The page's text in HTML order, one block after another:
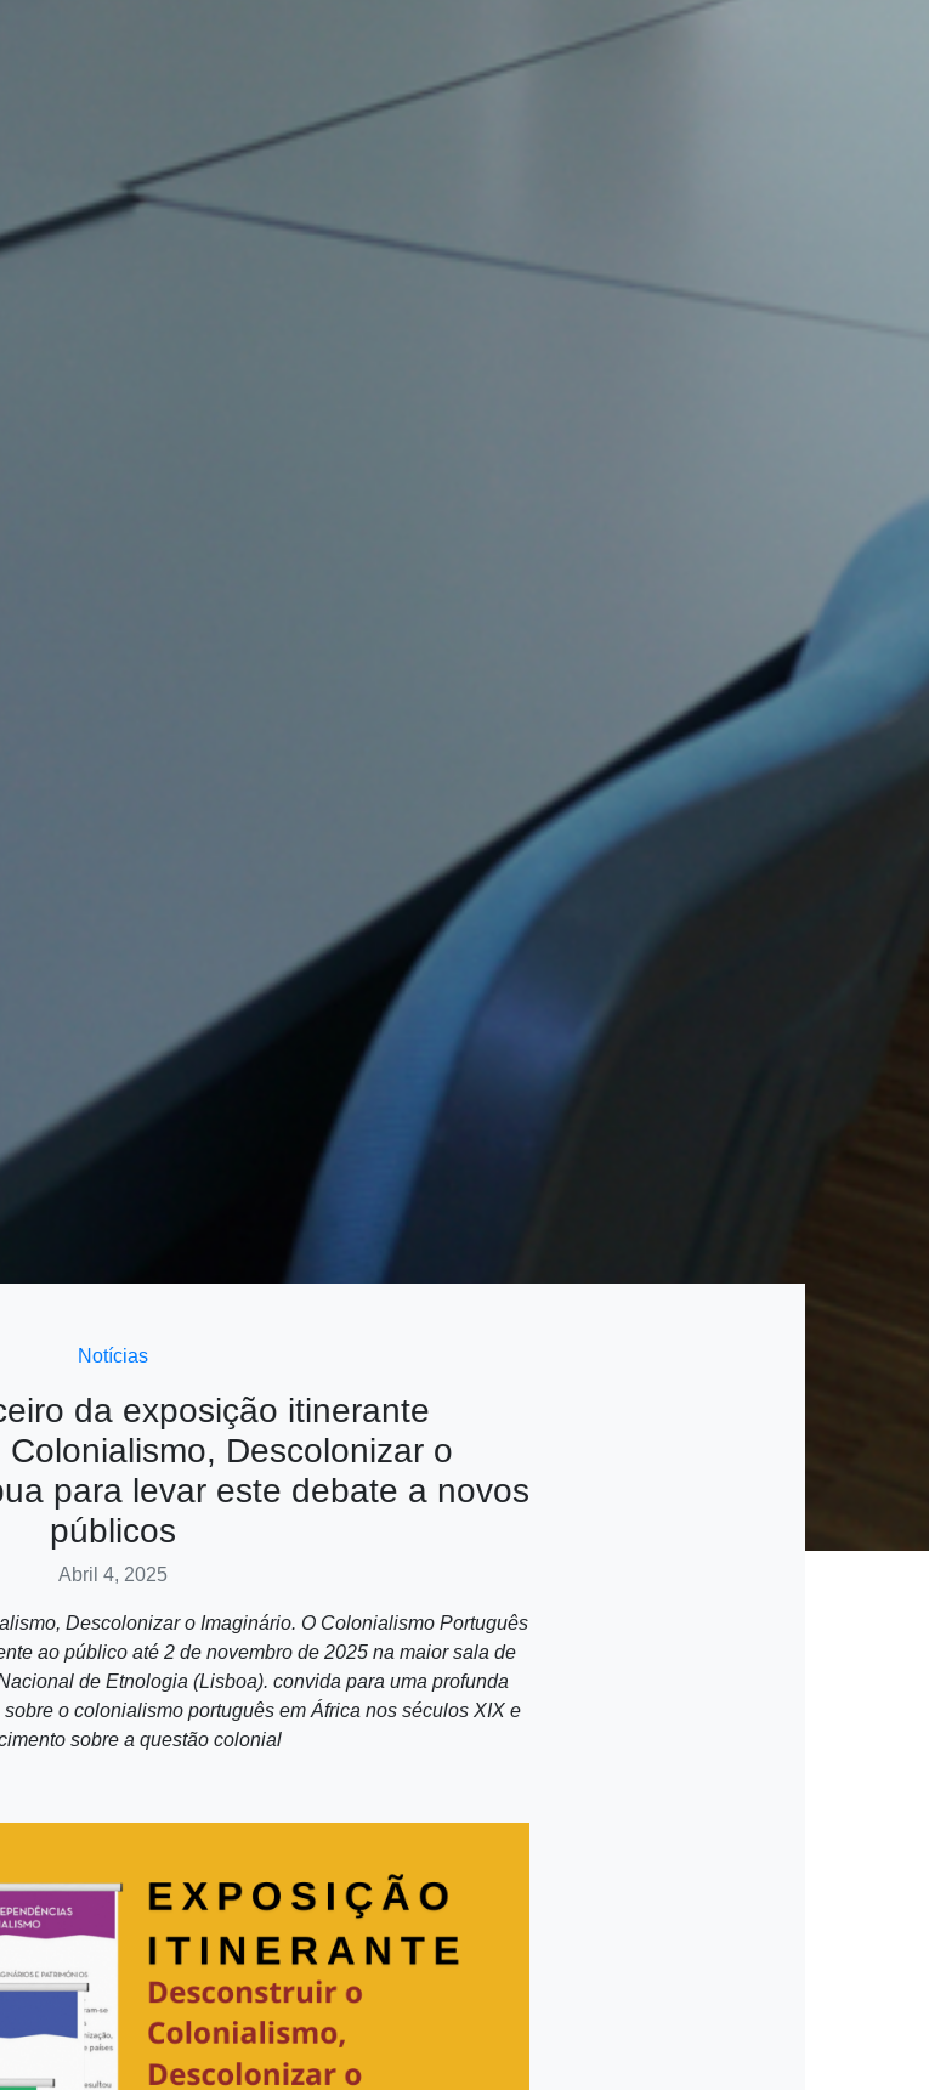
Notícias
da exposição itinerante
Colonialismo, Descolonizar o
para levar este debate a novos
públicos
Abril 4, 2025
Descolonizar o Imaginário. O Colonialismo Português
ao público até 2 de novembro de 2025 na maior sala de
de Etnologia (Lisboa). convida para uma profunda
o colonialismo português em África nos séculos XIX e
sobre a questão colonial